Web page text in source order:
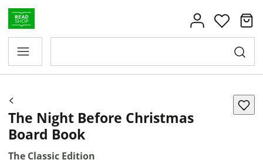
The Night Before Christmas
Board Book
The Classic Edition